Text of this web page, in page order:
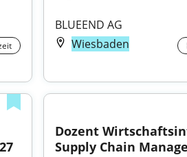
BLUEEND AG
Wiesbaden
Dozent
Supply Chain